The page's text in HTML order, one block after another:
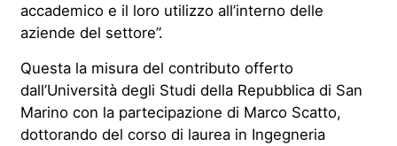
accademico e il loro utilizzo all’interno delle
aziende del settore”.
Questa la misura del contributo offerto
dall’Università degli Studi della Repubblica di San
Marino con la partecipazione di Marco Scatto,
dottorando del corso di laurea in Ingegneria